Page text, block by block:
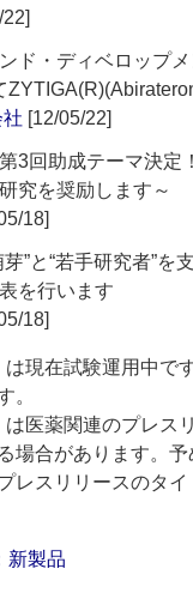
ド・ディベロップ
[12/05/22]
3回助成テーマ決
究を奨励します～
18]
芽”と“若手研究者”
を行います
18]
現在試験運用中です
。
医薬関連のプレス
場合があります。予
レスリリースのタ
新製品